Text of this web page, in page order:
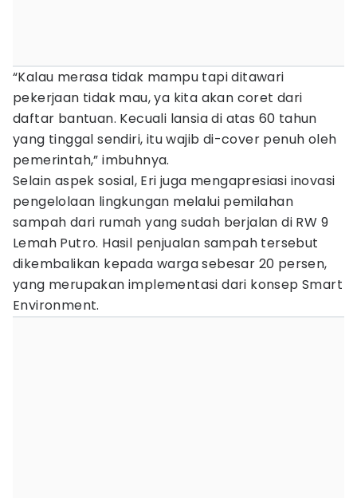
“Kalau merasa tidak mampu tapi ditawari
pekerjaan tidak mau, ya kita akan coret dari
daftar bantuan. Kecuali lansia di atas 60 tahun
yang tinggal sendiri, itu wajib di-cover penuh oleh
pemerintah,” imbuhnya.
Selain aspek sosial, Eri juga mengapresiasi inovasi
pengelolaan lingkungan melalui pemilahan
sampah dari rumah yang sudah berjalan di RW 9
Lemah Putro. Hasil penjualan sampah tersebut
dikembalikan kepada warga sebesar 20 persen,
yang merupakan implementasi dari konsep Smart
Environment.